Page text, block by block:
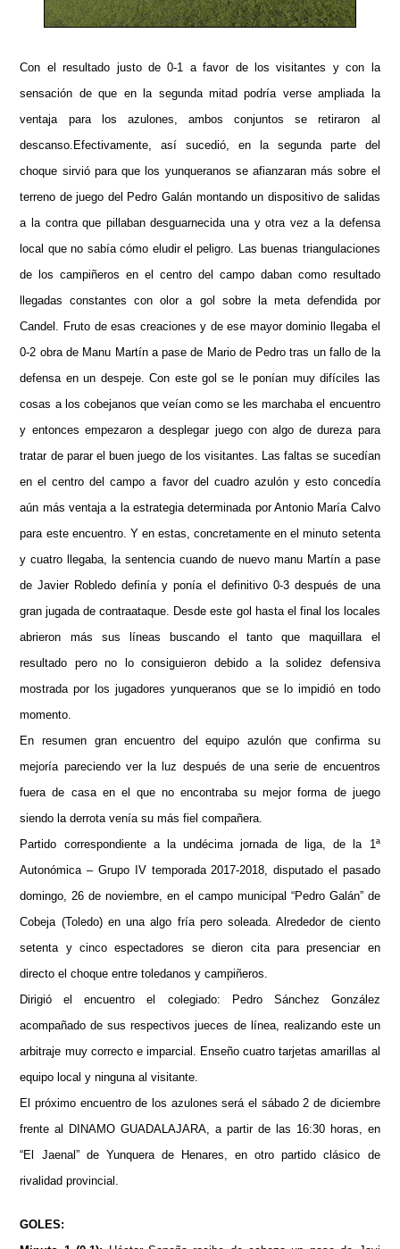
Con el resultado justo de 0-1 a favor de los visitantes y con la
sensación de que en la segunda mitad podría verse ampliada la
ventaja para los azulones, ambos conjuntos se retiraron al
descanso.Efectivamente, así sucedió, en la segunda parte del
choque sirvió para que los yunqueranos se afianzaran más sobre el
terreno de juego del Pedro Galán montando un dispositivo de salidas
a la contra que pillaban desguarnecida una y otra vez a la defensa
local que no sabía cómo eludir el peligro. Las buenas triangulaciones
de los campiñeros en el centro del campo daban como resultado
llegadas constantes con olor a gol sobre la meta defendida por
Candel. Fruto de esas creaciones y de ese mayor dominio llegaba el
0-2 obra de Manu Martín a pase de Mario de Pedro tras un fallo de la
defensa en un despeje. Con este gol se le ponían muy difíciles las
cosas a los cobejanos que veían como se les marchaba el encuentro
y entonces empezaron a desplegar juego con algo de dureza para
tratar de parar el buen juego de los visitantes. Las faltas se sucedían
en el centro del campo a favor del cuadro azulón y esto concedía
aún más ventaja a la estrategia determinada por Antonio María Calvo
para este encuentro. Y en estas, concretamente en el minuto setenta
y cuatro llegaba, la sentencia cuando de nuevo manu Martín a pase
de Javier Robledo definía y ponía el definitivo 0-3 después de una
gran jugada de contraataque. Desde este gol hasta el final los locales
abrieron más sus líneas buscando el tanto que maquillara el
resultado pero no lo consiguieron debido a la solidez defensiva
mostrada por los jugadores yunqueranos que se lo impidió en todo
momento.
En resumen gran encuentro del equipo azulón que confirma su
mejoría pareciendo ver la luz después de una serie de encuentros
fuera de casa en el que no encontraba su mejor forma de juego
siendo la derrota venía su más fiel compañera.
Partido correspondiente a la undécima jornada de liga, de la 1ª
Autonómica – Grupo IV temporada 2017-2018, disputado el pasado
domingo, 26 de noviembre, en el campo municipal “Pedro Galán” de
Cobeja (Toledo) en una algo fría pero soleada. Alrededor de ciento
setenta y cinco espectadores se dieron cita para presenciar en
directo el choque entre toledanos y campiñeros.
Dirigió el encuentro el colegiado: Pedro Sánchez González
acompañado de sus respectivos jueces de línea, realizando este un
arbitraje muy correcto e imparcial. Enseño cuatro tarjetas amarillas al
equipo local y ninguna al visitante.
El próximo encuentro de los azulones será el sábado 2 de diciembre
frente al DINAMO GUADALAJARA, a partir de las 16:30 horas, en
“El Jaenal” de Yunquera de Henares, en otro partido clásico de
rivalidad provincial.
GOLES: